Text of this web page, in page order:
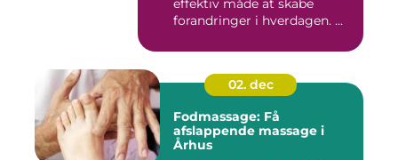
effektiv måde at skabe
forandringer i hverdagen. ...
02. dec
Fodmassage: Få
afslappende massage i
Århus